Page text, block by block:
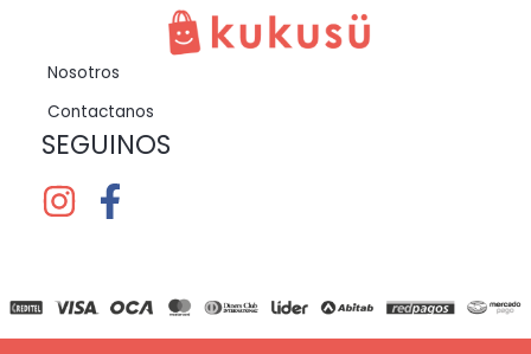
Nosotros
Contactanos
SEGUINOS